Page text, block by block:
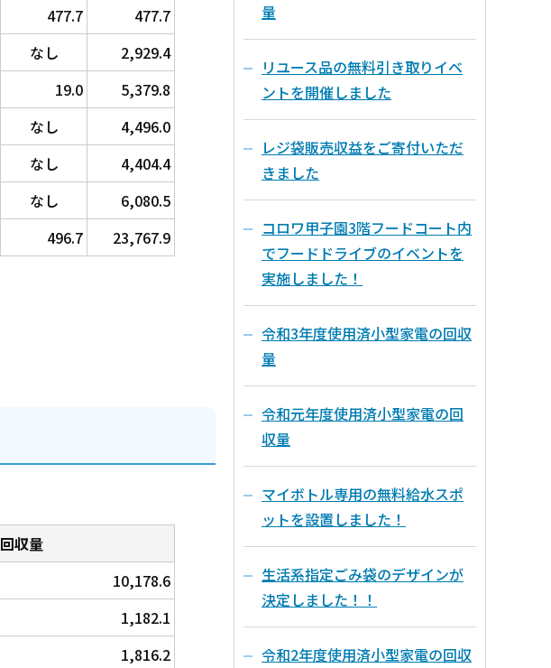
477.7
477.7
なし
2,929.4
19.0
5,379.8
なし
4,496.0
なし
4,404.4
なし
6,080.5
496.7 23,767.9
回収量
10,178.6
1,182.1
1,816.2
量
リユース品の無料引き取りイベ
ントを開催しました
レジ袋販売収益をご寄付いただ
きました
コロワ甲子園3階フードコート内
でフードドライブのイベントを
実施しました！
令和3年度使用済小型家電の回収
量
令和元年度使用済小型家電の回
収量
マイボトル専用の無料給水スポ
ットを設置しました！
生活系指定ごみ袋のデザインが
決定しました！！
令和2年度使用済小型家電の回収